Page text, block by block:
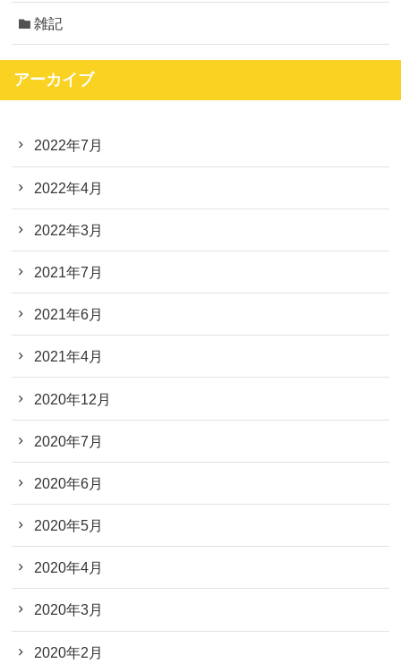
雑記
アーカイブ
2022年7月
2022年4月
2022年3月
2021年7月
2021年6月
2021年4月
2020年12月
2020年7月
2020年6月
2020年5月
2020年4月
2020年3月
2020年2月